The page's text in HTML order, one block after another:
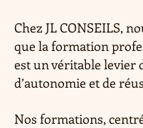
Chez JL CONSEILS,
que la formation
est un véritable levier
d’autonomie et de
Nos formations,